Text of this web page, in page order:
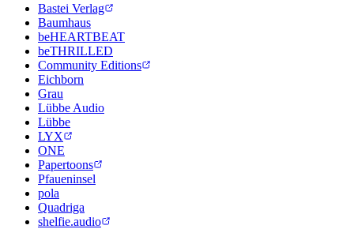
Bastei Verlag
Baumhaus
beHEARTBEAT
beTHRILLED
Community Editions
Eichborn
Grau
Lübbe Audio
Lübbe
LYX
ONE
Papertoons
Pfaueninsel
pola
Quadriga
shelfie.audio